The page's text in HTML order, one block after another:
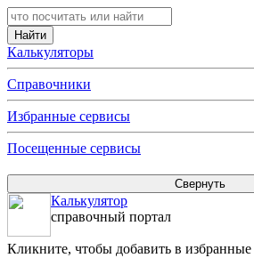
Калькуляторы
Справочники
Избранные сервисы
Посещенные сервисы
Калькулятор
справочный портал
Кликните, чтобы добавить в избранные